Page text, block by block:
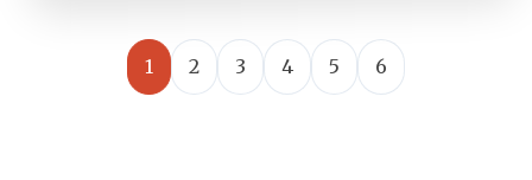
1 2 3 4 5 6